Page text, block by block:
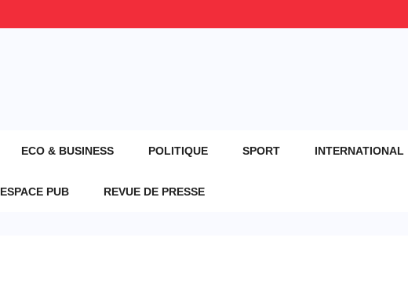
ECO & BUSINESS POLITIQUE SPORT INTERNATIONAL
ESPACE PUB REVUE DE PRESSE